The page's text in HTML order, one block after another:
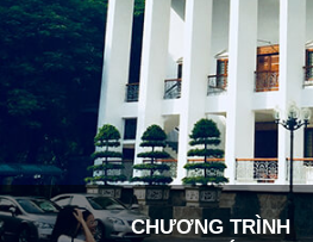
CHƯƠNG TRÌNH